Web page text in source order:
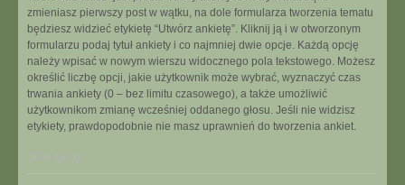
zmieniasz pierwszy post w wątku, na dole formularza tworzenia tematu
będziesz widzieć etykietę “Utwórz ankietę”. Kliknij ją i w otworzonym
formularzu podaj tytuł ankiety i co najmniej dwie opcje. Każdą opcję
należy wpisać w nowym wierszu widocznego pola tekstowego. Możesz
określić liczbę opcji, jakie użytkownik może wybrać, wyznaczyć czas
trwania ankiety (0 – bez limitu czasowego), a także umożliwić
użytkownikom zmianę wcześniej oddanego głosu. Jeśli nie widzisz
etykiety, prawdopodobnie nie masz uprawnień do tworzenia ankiet.
Na górę